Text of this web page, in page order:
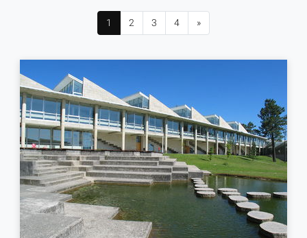
1 2 3 4 »